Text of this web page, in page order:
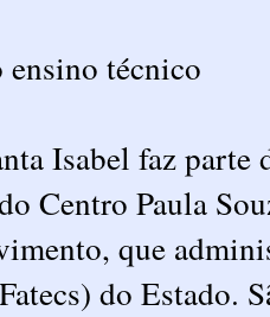
ensino técnico
Isabel faz
Centro Paula
que
do Estado.